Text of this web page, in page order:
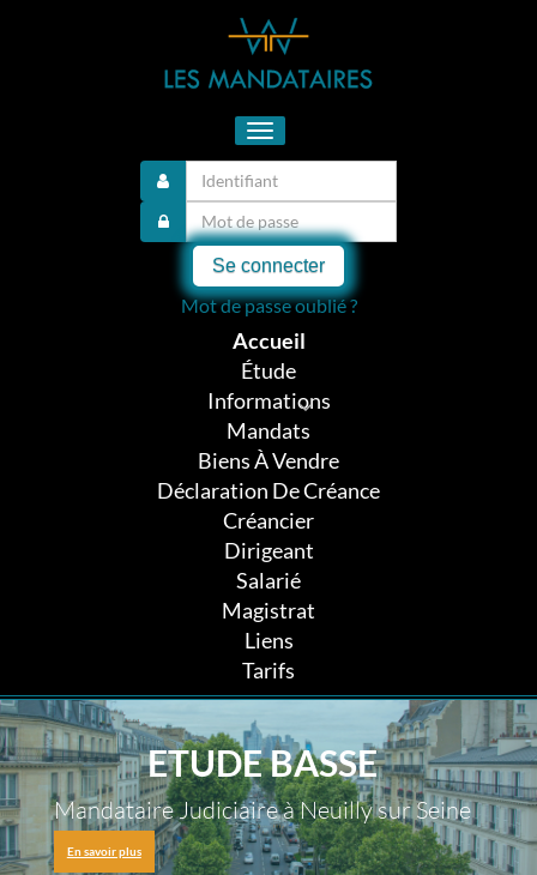
Toggle
navigation
Se connecter
Mot de passe oublié ?
Accueil
Étude
Informations
Mandats
Biens À Vendre
Déclaration De Créance
Créancier
Dirigeant
Salarié
Magistrat
Liens
Tarifs
ETUDE BASSE
Mandataire Judiciaire à Neuilly sur Seine
En savoir plus